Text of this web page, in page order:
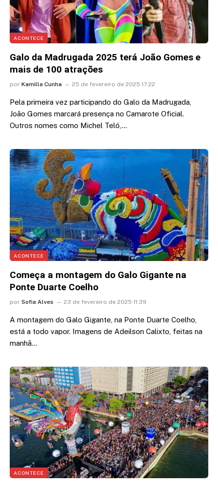
ACONTECE
Galo da Madrugada 2025 terá João Gomes e
mais de 100 atrações
por Kamilla Cunha 25 de fevereiro de 2025 17:22
Pela primeira vez participando do Galo da Madrugada,
João Gomes marcará presença no Camarote Oficial.
Outros nomes como Michel Teló,…
ACONTECE
Começa a montagem do Galo Gigante na
Ponte Duarte Coelho
por Sofia Alves 23 de fevereiro de 2025 11:39
A montagem do Galo Gigante, na Ponte Duarte Coelho,
está a todo vapor. Imagens de Adeilson Calixto, feitas na
manhã…
ACONTECE